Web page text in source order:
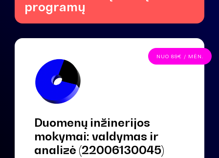
programų
NUO 89€ / MĖN.
Duomenų inžinerijos
mokymai: valdymas ir
analizė (22006130045)